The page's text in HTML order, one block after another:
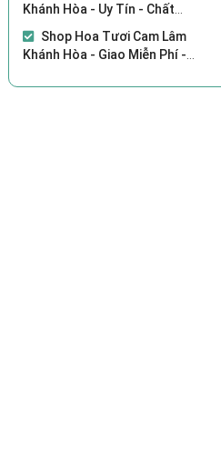
Khánh Hòa - Uy Tín - Chất
Lượng
Shop Hoa Tươi Cam Lâm
Khánh Hòa - Giao Miễn Phí -